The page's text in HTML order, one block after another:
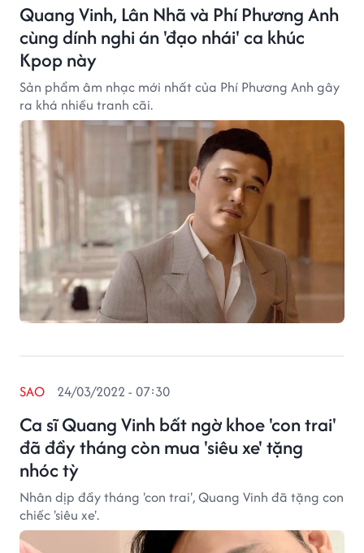
Quang Vinh, Lân Nhã và Phí Phương Anh
cùng dính nghi án 'đạo nhái' ca khúc
Kpop này
Sản phẩm âm nhạc mới nhất của Phí Phương Anh gây
ra khá nhiều tranh cãi.
Ca sĩ Quang Vinh bất ngờ khoe 'con trai'
đã đầy tháng còn mua 'siêu xe' tặng
nhóc tỳ
SAO 24/03/2022 - 07:30
Nhân dịp đầy tháng 'con trai', Quang Vinh đã tặng con
chiếc 'siêu xe'.